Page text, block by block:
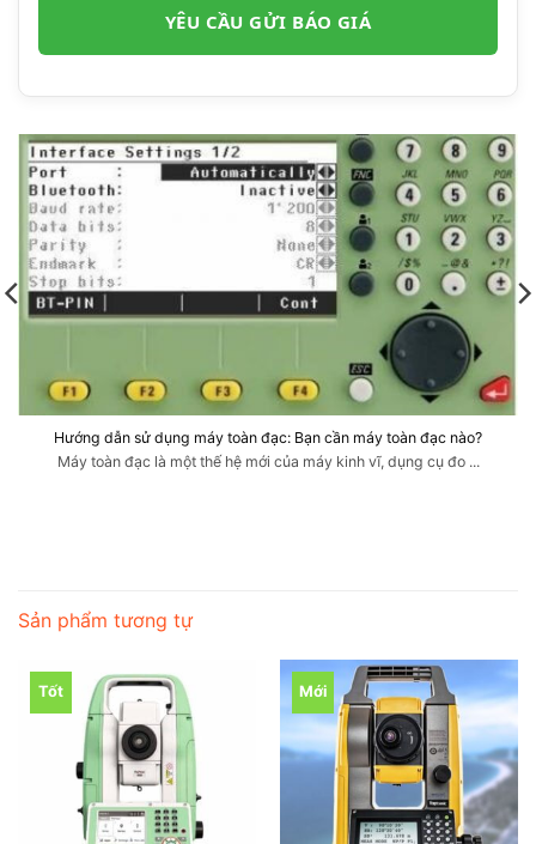
Hướng dẫn sử dụng máy toàn đạc: Bạn cần máy toàn đạc nào?
Máy toàn đạc là một thế hệ mới của máy kinh vĩ, dụng cụ đo ...
Sản phẩm tương tự
Tốt Mới